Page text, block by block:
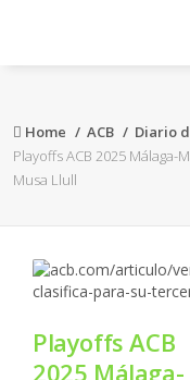
ACB
FEB
Home ACB Diario
Playoffs ACB 2025
Musa Llull
Playoffs ACB
2025 Málaga-